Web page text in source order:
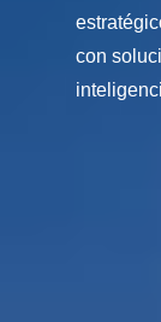
Experiencia
con